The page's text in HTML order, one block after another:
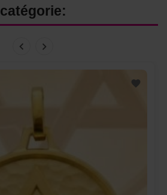
catégorie: